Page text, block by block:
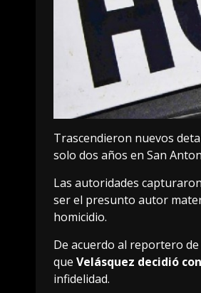
Trascendieron nuevos
solo dos años en San
Las autoridades
ser el presunto autor
homicidio.
De acuerdo al reportero
que Velásquez decidió
infidelidad.